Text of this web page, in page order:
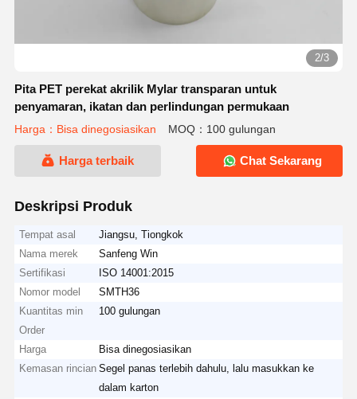
2/3
Pita PET perekat akrilik Mylar transparan untuk
penyamaran, ikatan dan perlindungan permukaan
Harga：Bisa dinegosiasikan MOQ：100 gulungan
Harga terbaik Chat Sekarang
Deskripsi Produk
Tempat asal
Jiangsu, Tiongkok
Nama merek
Sanfeng Win
Sertifikasi
ISO 14001:2015
Nomor model
SMTH36
Kuantitas min
Order
100 gulungan
Harga
Bisa dinegosiasikan
Kemasan rincian Segel panas terlebih dahulu, lalu masukkan ke
dalam karton